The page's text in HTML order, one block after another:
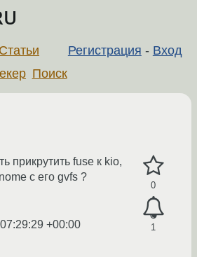
Регистрация - Вход
Статьи
Поиск
0
1
прикрутить fuse к kio,
с его gvfs ?
+00:00